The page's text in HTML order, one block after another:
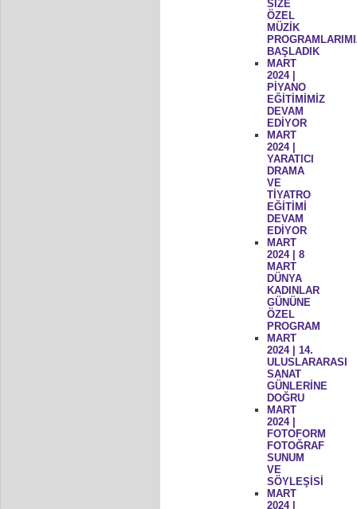
SİZE
ÖZEL
MÜZİK
BAŞLADIK
MART
2024 |
PİYANO
EĞİTİMİMİZ
DEVAM
EDİYOR
MART
2024 |
YARATICI
DRAMA
VE
TİYATRO
EĞİTİMİ
DEVAM
EDİYOR
MART
2024 | 8
MART
DÜNYA
KADINLAR
GÜNÜNE
ÖZEL
PROGRAM
MART
2024 | 14.
ULUSLARARASI
SANAT
GÜNLERİNE
DOĞRU
MART
2024 |
FOTOFORM
FOTOĞRAF
SUNUM
VE
SÖYLEŞİSİ
MART
2024 |